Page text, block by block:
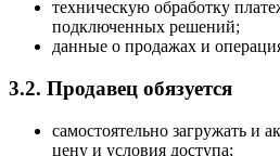
техническую обработку
подключенных решений;
данные о продажах и
3.2. Продавец обязуется
самостоятельно загружать и
цену и условия доступа;